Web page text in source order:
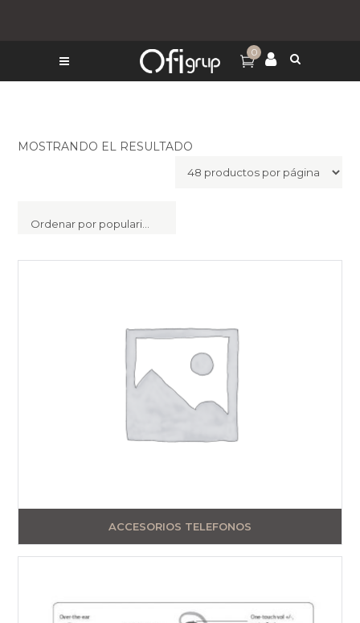
0
MOSTRANDO EL RESULTADO
Ordenar por popularidad
ACCESORIOS TELEFONOS